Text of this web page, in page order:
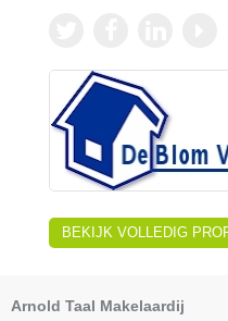
BEKIJK VOLLEDIG
Arnold Taal Makelaardij